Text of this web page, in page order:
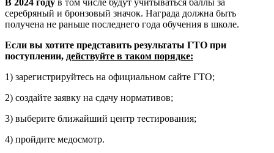
В 2024 году в том числе будут учитываться баллы за
серебряный и бронзовый значок. Награда должна быть
получена не раньше последнего года обучения в школе.
Если вы хотите представить результаты ГТО при
поступлении, действуйте в таком порядке:
1) зарегистрируйтесь на официальном сайте ГТО;
2) создайте заявку на сдачу нормативов;
3) выберите ближайший центр тестирования;
4) пройдите медосмотр.